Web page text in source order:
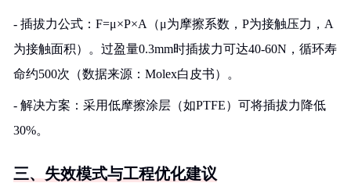
- 插拔力公式：F=μ×P×A（μ为摩擦系数，P为接触压力，A
为接触面积）。过盈量0.3mm时插拔力可达40-60N，循环寿
命约500次（数据来源：Molex白皮书）。
- 解决方案：采用低摩擦涂层（如PTFE）可将插拔力降低
30%。
三、失效模式与工程优化建议